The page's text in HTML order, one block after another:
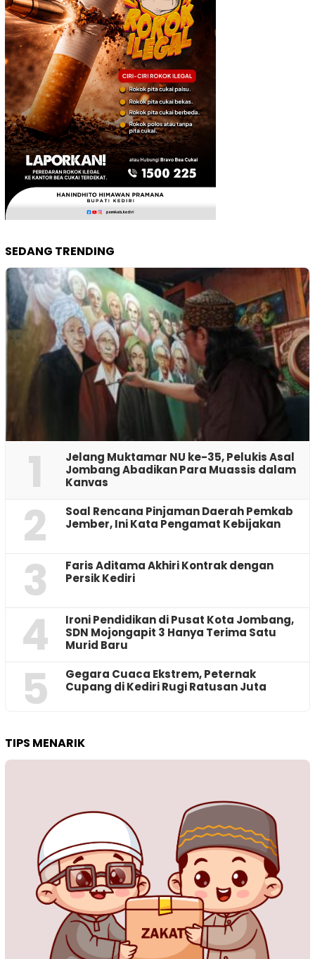
SEDANG TRENDING
1
Jelang Muktamar NU ke-35, Pelukis Asal
Jombang Abadikan Para Muassis dalam
Kanvas
2
‎Soal Rencana Pinjaman Daerah Pemkab
Jember, Ini Kata Pengamat Kebijakan ‎
3
Faris Aditama Akhiri Kontrak dengan
Persik Kediri
4
Ironi Pendidikan di Pusat Kota Jombang,
SDN Mojongapit 3 Hanya Terima Satu
Murid Baru
5
‎Gegara Cuaca Ekstrem, Peternak
Cupang di Kediri Rugi Ratusan Juta
TIPS MENARIK